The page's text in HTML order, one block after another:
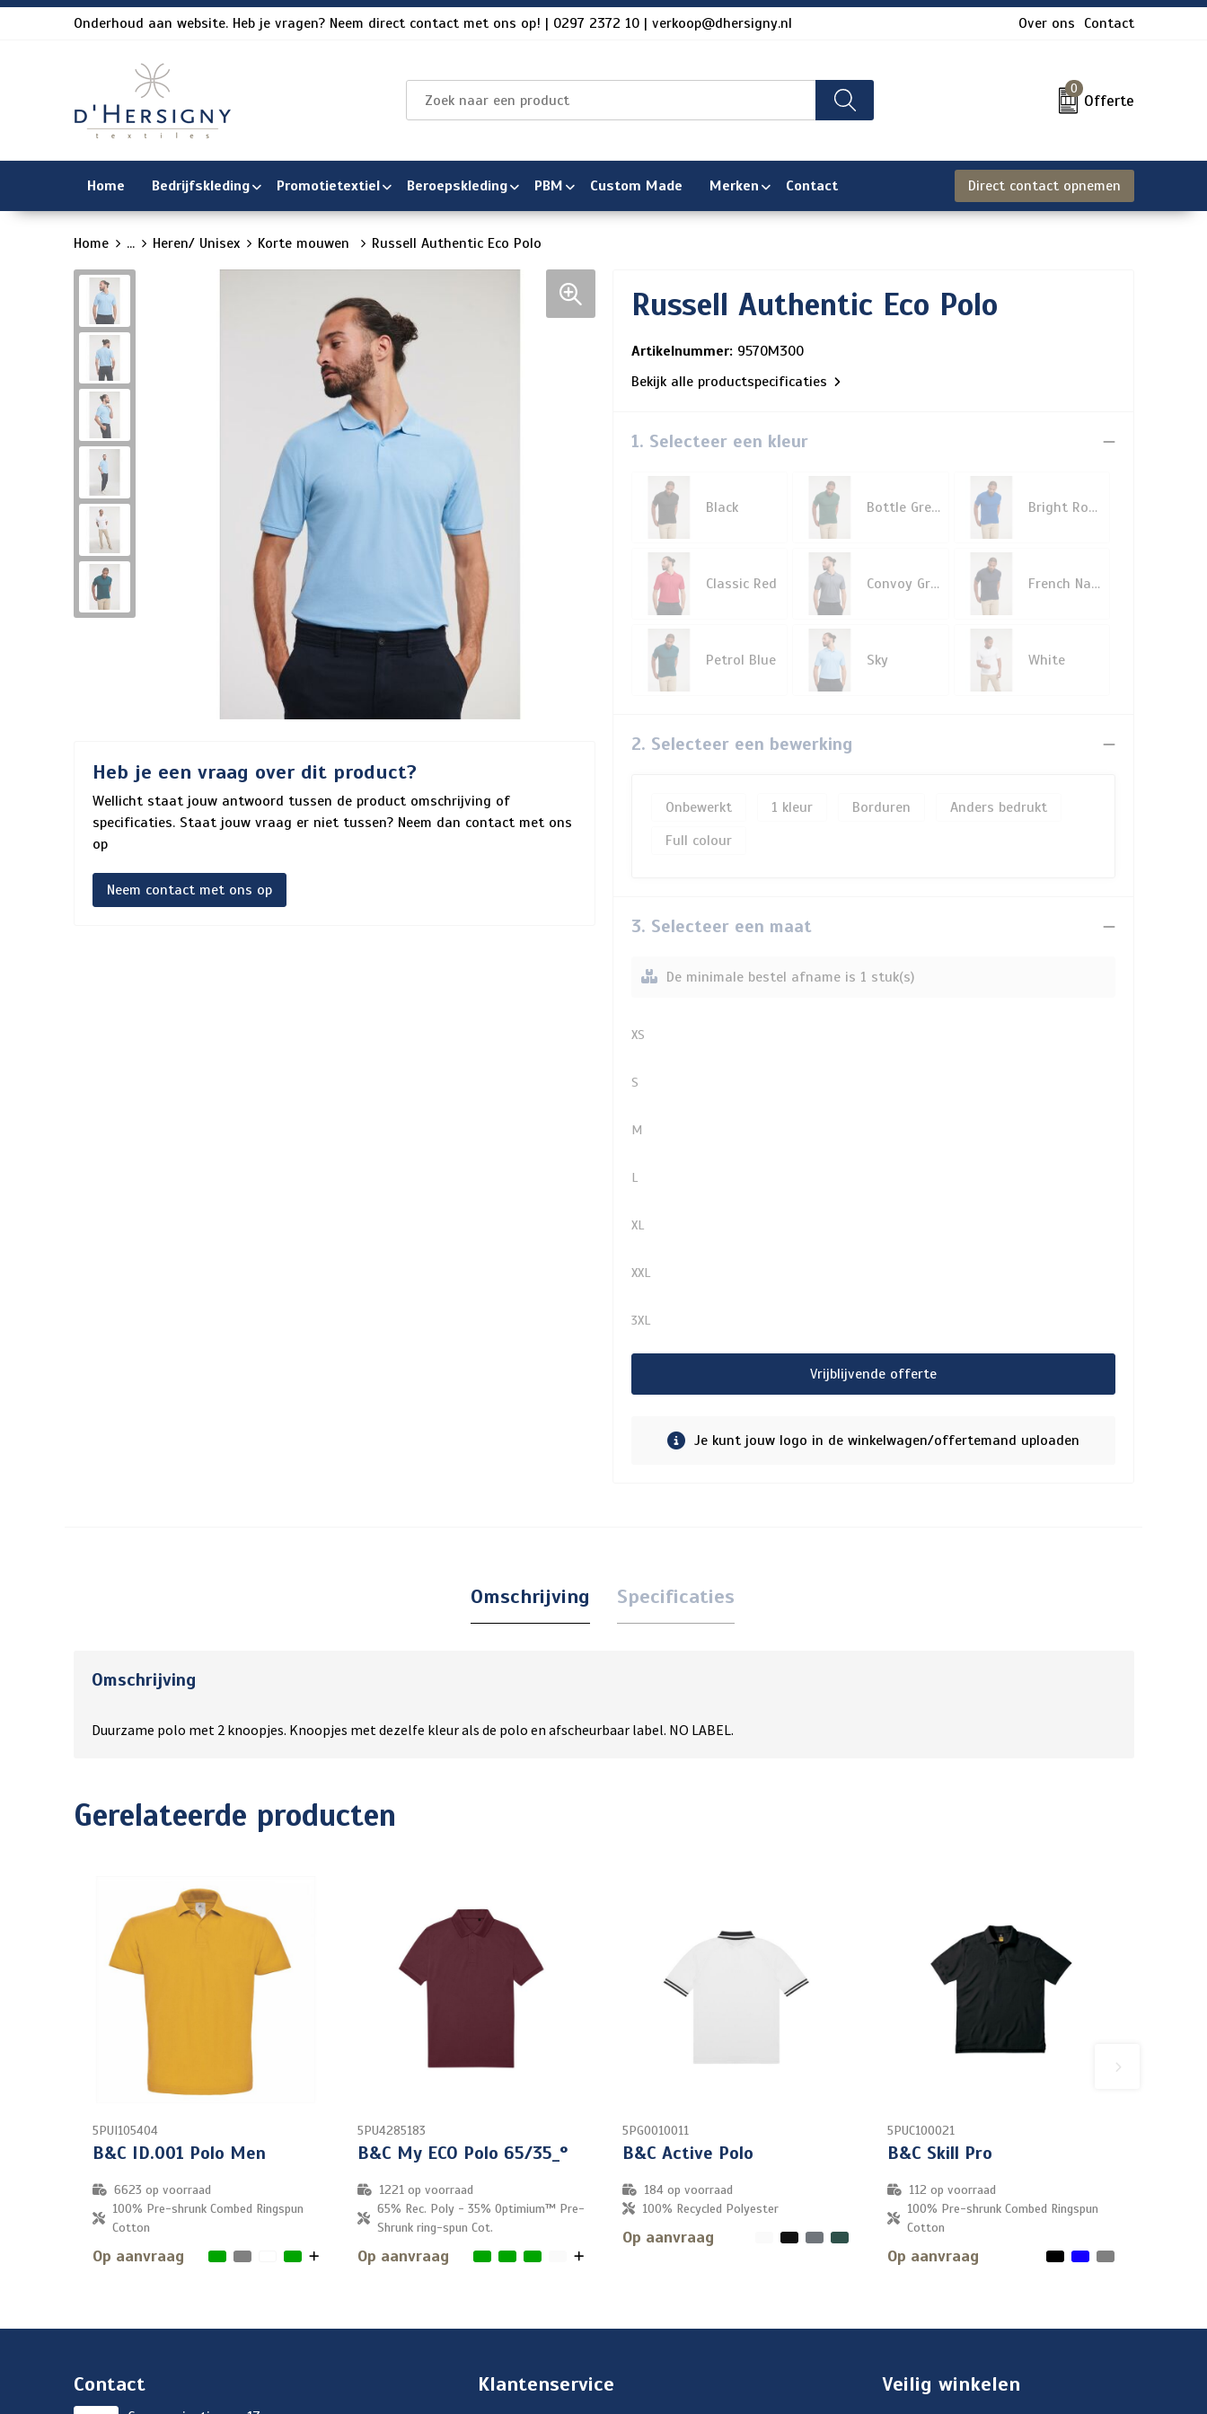
Onderhoud aan website. Heb je vragen? Neem direct contact met ons op! | 0297 2372 10 | verkoop@dhersigny.nl Over ons Contact
0
Offerte
Home Bedrijfskleding Promotietextiel Beroepskleding PBM Custom Made Merken Contact Direct contact opnemen
Home ... Heren/ Unisex Korte mouwen Russell Authentic Eco Polo
Heb je een vraag over dit product?
Wellicht staat jouw antwoord tussen de product omschrijving of
specificaties. Staat jouw vraag er niet tussen? Neem dan contact met ons
op
Neem contact met ons op
Russell Authentic Eco Polo
Artikelnummer: 9570M300
Bekijk alle productspecificaties
1. Selecteer een kleur
Black Bottle Green Bright Royal
Classic Red Convoy Grey French Navy
Petrol Blue Sky White
2. Selecteer een bewerking
Onbewerkt 1 Borduren
Anders bedrukt
Full colour
3. Selecteer een maat
De minimale bestel afname is 1 stuk(s)
XS
S
M
L
XL
XXL
3XL
Vrijblijvende offerte
Je kunt jouw logo in de winkelwagen/offertemand uploaden
Omschrijving Specificaties
Omschrijving
Duurzame polo met 2 knoopjes. Knoopjes met dezelfe kleur als de polo en afscheurbaar label. NO LABEL.
Gerelateerde producten
5PUI105404
B&C ID.001 Polo Men
6623 op voorraad
100% Pre-shrunk Combed Ringspun
Cotton
Op aanvraag
5PU4285183
B&C My ECO Polo 65/35_°
1221op voorraad
65% Rec. Poly - 35% Optimium™ Pre-
Shrunk ring-spun Cot.
Op aanvraag
5PG0010011
B&C Active Polo
184 op voorraad
100% Recycled Polyester
Op aanvraag
5PUC100021
B&C Skill Pro
112 op voorraad
100% Pre-shrunk Combed Ringspun
Cotton
Op aanvraag
Contact Klantenservice Veilig winkelen